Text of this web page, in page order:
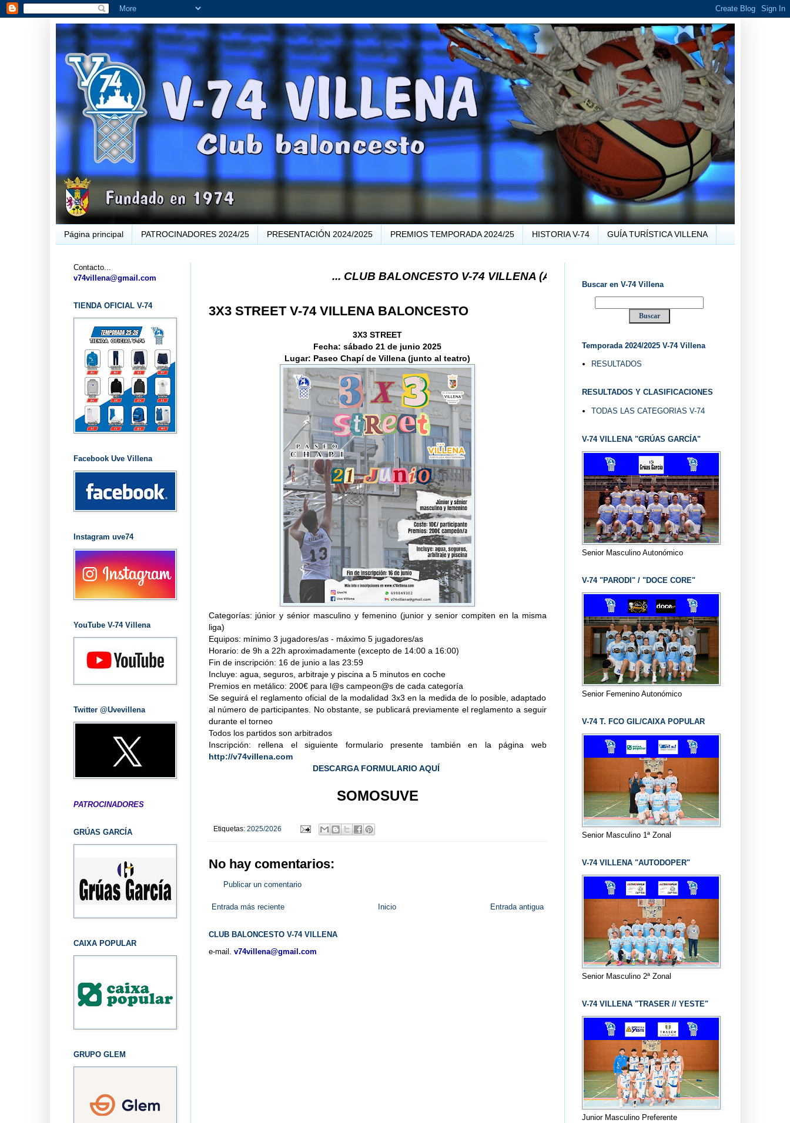
Página principal PATROCINADORES 2024/25 PRESENTACIÓN 2024/2025 PREMIOS TEMPORADA 2024/25 HISTORIA V-74 GUÍA TURÍSTICA VILLENA
... CLUB BALONCESTO V-74 VILLENA (ALICANTE) ... V-74 VILLENA DESDE 1.974 ... EL "UVE" ...
3X3 STREET V-74 VILLENA BALONCESTO
3X3 STREET
Fecha: sábado 21 de junio 2025
Lugar: Paseo Chapí de Villena (junto al teatro)
Categorías: júnior y sénior masculino y femenino (junior y senior compiten en la misma
liga)
Equipos: mínimo 3 jugadores/as - máximo 5 jugadores/as
Horario: de 9h a 22h aproximadamente (excepto de 14:00 a 16:00)
Fin de inscripción: 16 de junio a las 23:59
Incluye: agua, seguros, arbitraje y piscina a 5 minutos en coche
Premios en metálico: 200€ para l@s campeon@s de cada categoría
Se seguirá el reglamento oficial de la modalidad 3x3 en la medida de lo posible, adaptado
al número de participantes. No obstante, se publicará previamente el reglamento a seguir
durante el torneo
Todos los partidos son arbitrados
Inscripción: rellena el siguiente formulario presente también en la página web
http://v74villena.com
DESCARGA FORMULARIO AQUÍ
SOMOSUVE
Etiquetas: 2025/2026
No hay comentarios:
Publicar un comentario
Entrada más reciente Entrada antigua
Inicio
CLUB BALONCESTO V-74 VILLENA
e-mail. v74villena@gmail.com
Contacto...
v74villena@gmail.com
TIENDA OFICIAL V-74
Facebook Uve Villena
Instagram uve74
YouTube V-74 Villena
Twitter @Uvevillena
PATROCINADORES
GRÚAS GARCÍA
CAIXA POPULAR
GRUPO GLEM
Buscar en V-74 Villena
Temporada 2024/2025 V-74 Villena
RESULTADOS
RESULTADOS Y CLASIFICACIONES
TODAS LAS CATEGORIAS V-74
V-74 VILLENA "GRÚAS GARCÍA"
Senior Masculino Autonómico
V-74 "PARODI" / "DOCE CORE"
Senior Femenino Autonómico
V-74 T. FCO GIL/CAIXA POPULAR
Senior Masculino 1ª Zonal
V-74 VILLENA "AUTODOPER"
Senior Masculino 2ª Zonal
V-74 VILLENA "TRASER // YESTE"
Junior Masculino Preferente